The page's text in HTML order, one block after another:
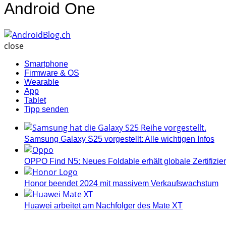
Android One
close
Smartphone
Firmware & OS
Wearable
App
Tablet
Tipp senden
Samsung Galaxy S25 vorgestellt: Alle wichtigen Infos
OPPO Find N5: Neues Foldable erhält globale
Honor beendet 2024 mit massivem Verkaufswachstum
Huawei arbeitet am Nachfolger des Mate XT